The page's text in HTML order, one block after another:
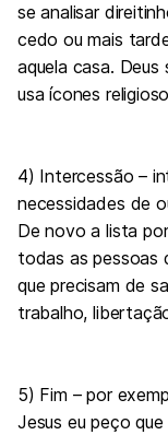
se analisar
cedo ou mais
aquela casa. Deus
usa ícones
4) Intercessão –
necessidades de
De novo a lista
todas as pessoas
que precisam de
trabalho,
5) Fim – por
Jesus eu peço